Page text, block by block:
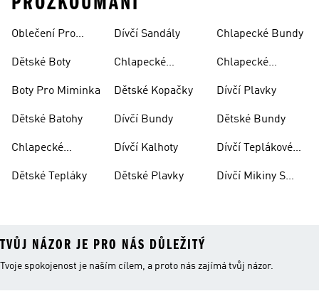
Oblečení Pro
Dětské Boty
Boty Pro Miminka
Dětské Batohy
Chlapecké
Dětské Tepláky
Dívčí Sandály
Chlapecké
Dětské Kopačky
Dívčí Bundy
Dívčí Kalhoty
Dětské Plavky
Chlapecké Bundy
Chlapecké
Soupravy
Dívčí Plavky
Dětské Bundy
Dívčí Teplákové
Dívčí Mikiny S
TVŮJ NÁZOR JE PRO NÁS DŮLEŽITÝ
Tvoje spokojenost je naším cílem, a proto nás zajímá tvůj názor.